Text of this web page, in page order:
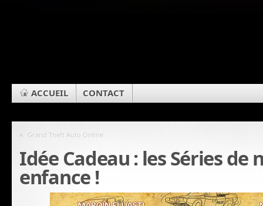
ACCUEIL CONTACT
« Grand Theft Auto Online
Idée Cadeau : les Séries de
enfance !